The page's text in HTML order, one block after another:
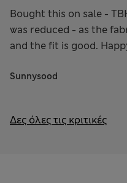
Bought this on sale -
was reduced - as the
and the fit is good.
Sunnysood
Δες όλες τις κριτικές